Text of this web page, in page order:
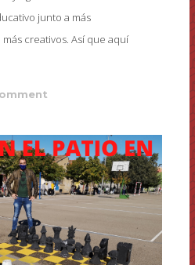
junto a más
creativos. Así que aquí